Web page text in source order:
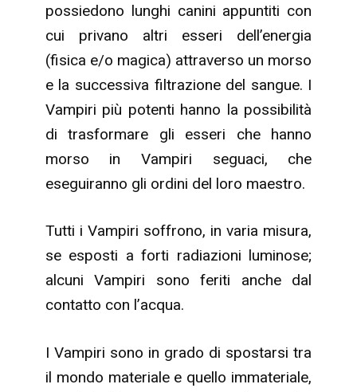
possiedono lunghi canini appuntiti con
cui privano altri esseri dell’energia
(fisica e/o magica) attraverso un morso
e la successiva filtrazione del sangue. I
Vampiri più potenti hanno la possibilità
di trasformare gli esseri che hanno
morso in Vampiri seguaci, che
eseguiranno gli ordini del loro maestro.
Tutti i Vampiri soffrono, in varia misura,
se esposti a forti radiazioni luminose;
alcuni Vampiri sono feriti anche dal
contatto con l’acqua.
I Vampiri sono in grado di spostarsi tra
il mondo materiale e quello immateriale,